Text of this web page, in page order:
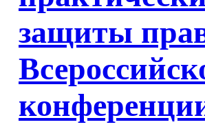
защиты